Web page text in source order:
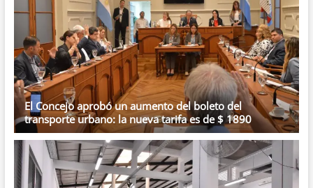
El Concejo aprobó un aumento del boleto del
transporte urbano: la nueva tarifa es de $ 1890